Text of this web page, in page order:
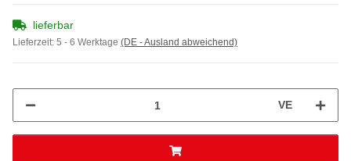
lieferbar
Lieferzeit: 5 - 6 Werktage (DE - Ausland abweichend)
VE